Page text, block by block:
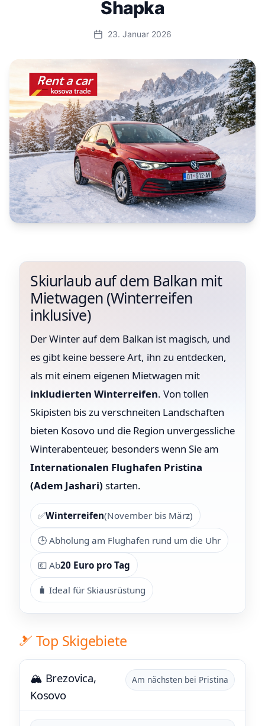
Shapka
23. Januar 2026
Skiurlaub auf dem Balkan mit
Mietwagen (Winterreifen
inklusive)
Der Winter auf dem Balkan ist magisch, und
es gibt keine bessere Art, ihn zu entdecken,
als mit einem eigenen Mietwagen mit
inkludierten Winterreifen. Von tollen
Skipisten bis zu verschneiten Landschaften
bieten Kosovo und die Region unvergessliche
Winterabenteuer, besonders wenn Sie am
Internationalen Flughafen Pristina
(Adem Jashari) starten.
✅Winterreifen(November bis März)
🕒 Abholung am Flughafen rund um die Uhr
💶 Ab20 Euro pro Tag
🧳 Ideal für Skiausrüstung
🎿 Top Skigebiete
🏔️ Brezovica,
Kosovo
Am nächsten bei Pristina